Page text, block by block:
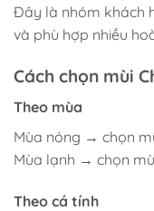
Đây là nhóm khách
và phù hợp nhiều
Cách chọn mùi
Theo mùa
Mùa nóng → chọn
Mùa lạnh → chọn
Theo cá tính